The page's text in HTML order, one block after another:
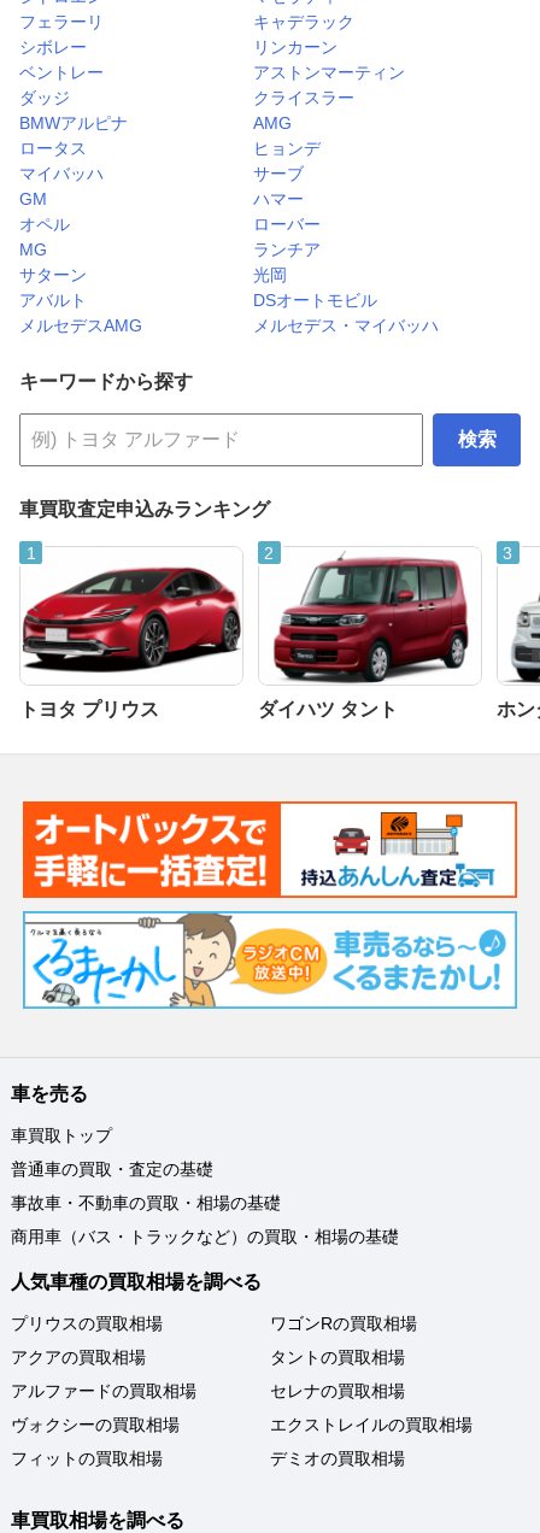
フェラーリ
キャデラック
シボレー
リンカーン
ベントレー
アストンマーティン
ダッジ
クライスラー
BMWアルピナ
AMG
ロータス
ヒョンデ
マイバッハ
サーブ
GM
ハマー
オペル
ローバー
MG
ランチア
サターン
光岡
アバルト
DSオートモビル
メルセデスAMG
メルセデス・マイバッハ
キーワードから探す
検索
車買取査定申込みランキング
トヨタ プリウス ダイハツ タント ホン
車を売る
車買取トップ
普通車の買取・査定の基礎
事故車・不動車の買取・相場の基礎
商用車（バス・トラックなど）の買取・相場の基礎
人気車種の買取相場を調べる
プリウスの買取相場
アクアの買取相場
アルファードの買取相場
ヴォクシーの買取相場
フィットの買取相場
ワゴンRの買取相場
タントの買取相場
セレナの買取相場
エクストレイルの買取相場
デミオの買取相場
車買取相場を調べる